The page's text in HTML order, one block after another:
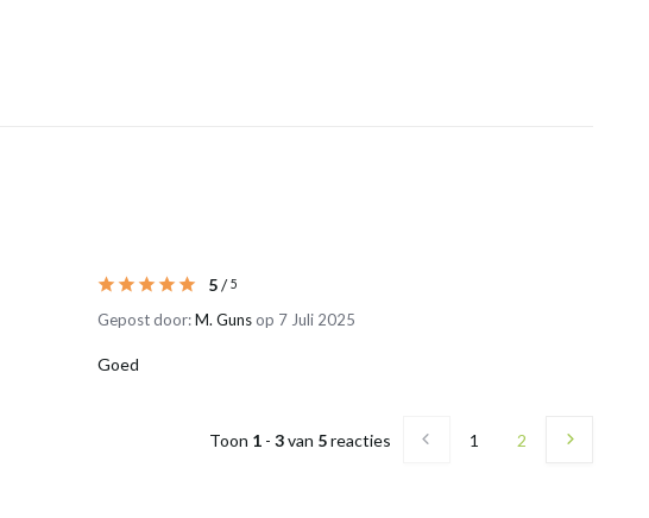
5/5
Gepost door:M. Guns op 7 Juli 2025
Goed
Toon 1 - 3van 5reacties 1 2